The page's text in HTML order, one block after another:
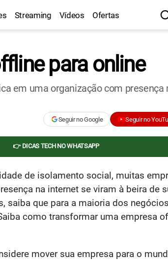
Streaming Vídeos Ofertas
para online
em uma organização com presença
Seguir no Google Seguir no
👉 DICAS TECH NO WHATSAPP
de isolamento social, muitas
na internet se viram à beira de
saiba que para a maioria dos
como transformar uma empresa
mover sua empresa para o